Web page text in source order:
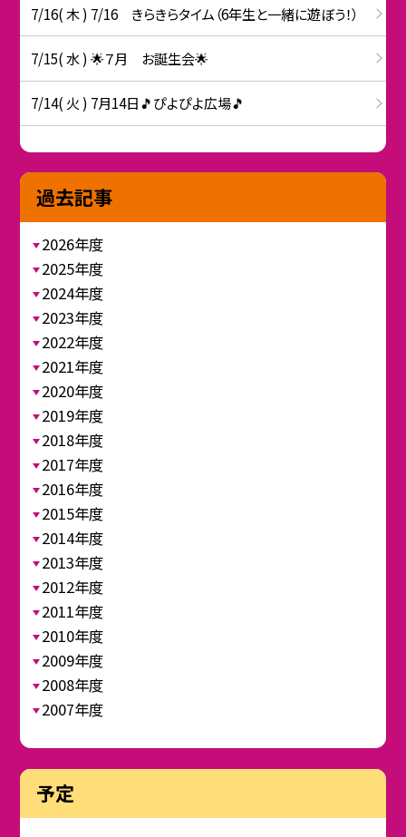
7/16( 木 ) 7/16 きらきらタイム（6年生と一緒に遊ぼう！）
7/15( 水 ) 🌟７月 お誕生会🌟
7/14( 火 ) 7月14日🎵ぴよぴよ広場🎵
過去記事
2026年度
2025年度
2024年度
2023年度
2022年度
2021年度
2020年度
2019年度
2018年度
2017年度
2016年度
2015年度
2014年度
2013年度
2012年度
2011年度
2010年度
2009年度
2008年度
2007年度
予定